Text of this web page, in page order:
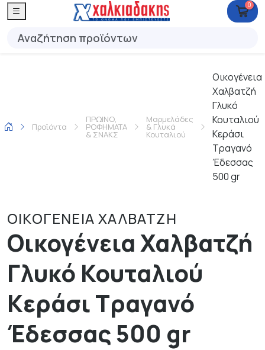
0
Προϊόντα
ΠΡΩΙΝΟ,
ΡΟΦΗΜΑΤΑ
& ΣΝΑΚΣ
Μαρμελάδες
& Γλυκά
Κουταλιού
Οικογένεια
Χαλβατζή
Γλυκό
Κουταλιού
Κεράσι
Τραγανό
Έδεσσας
500 gr
ΟΙΚΟΓΕΝΕΙΑ ΧΑΛΒΑΤΖΗ
Οικογένεια Χαλβατζή
Γλυκό Κουταλιού
Κεράσι Τραγανό
Έδεσσας 500 gr